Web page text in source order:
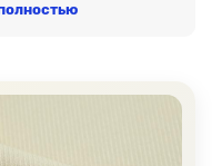
шелкового
есть всё,
в